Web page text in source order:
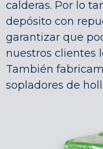
calderas. Por lo
depósito con
garantizar que
nuestros clientes
También
sopladores de